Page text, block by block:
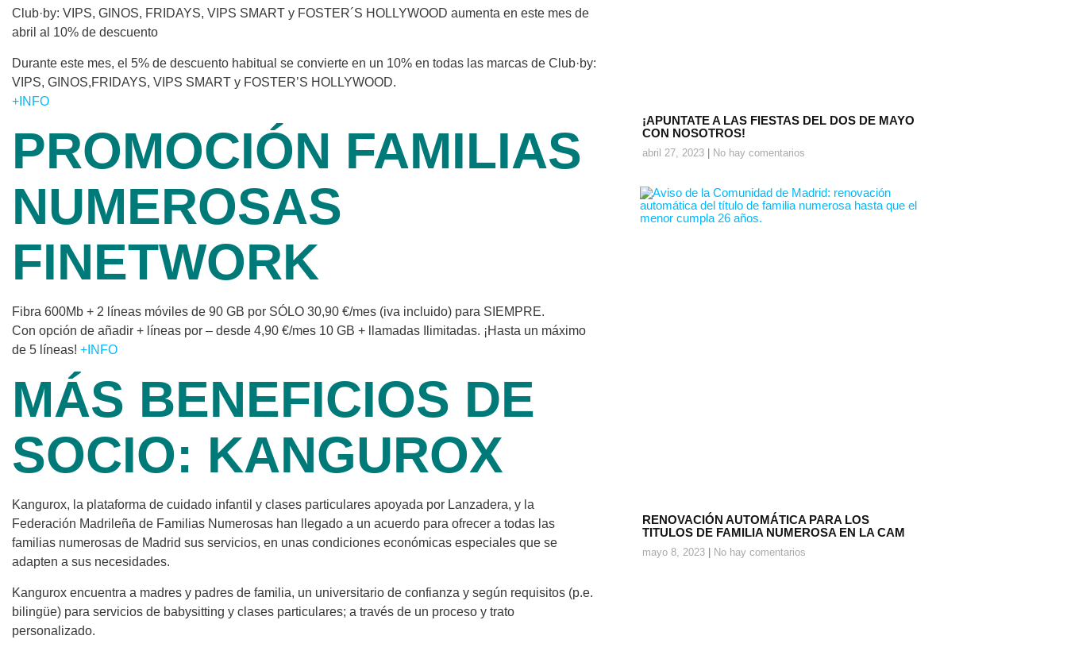
Club·by: VIPS, GINOS, FRIDAYS, VIPS SMART y FOSTER´S HOLLYWOOD aumenta en este mes de
abril al 10% de descuento
Durante este mes, el 5% de descuento habitual se convierte en un 10% en todas las marcas de Club·by:
VIPS, GINOS,FRIDAYS, VIPS SMART y FOSTER’S HOLLYWOOD.
+INFO
PROMOCIÓN FAMILIAS
NUMEROSAS
FINETWORK
Fibra 600Mb + 2 líneas móviles de 90 GB por SÓLO 30,90 €/mes (iva incluido) para SIEMPRE.
Con opción de añadir + líneas por – desde 4,90 €/mes 10 GB + llamadas Ilimitadas. ¡Hasta un máximo
de 5 líneas! +INFO
MÁS BENEFICIOS DE
SOCIO: KANGUROX
Kangurox, la plataforma de cuidado infantil y clases particulares apoyada por Lanzadera, y la
Federación Madrileña de Familias Numerosas han llegado a un acuerdo para ofrecer a todas las
familias numerosas de Madrid sus servicios, en unas condiciones económicas especiales que se
adapten a sus necesidades.
Kangurox encuentra a madres y padres de familia, un universitario de confianza y según requisitos (p.e.
bilingüe) para servicios de babysitting y clases particulares; a través de un proceso y trato
personalizado.
¡APUNTATE A LAS FIESTAS DEL DOS DE MAYO
CON NOSOTROS!
abril 27, 2023 No hay comentarios
RENOVACIÓN AUTOMÁTICA PARA LOS
TITULOS DE FAMILIA NUMEROSA EN LA CAM
mayo 8, 2023 No hay comentarios